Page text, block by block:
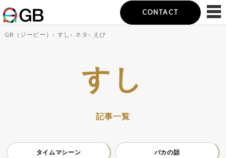
CONTACT
GB（ジービー） ‹ すし ‹ ネタ ‹ えび
すし
記事一覧
タイムマシーン バカの話